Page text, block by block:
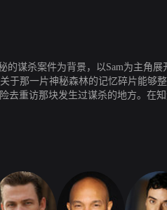
的谋杀案件为背景，以Sam为主角
于那一片神秘森林的记忆碎片能够
去重访那块发生过谋杀的地方。在